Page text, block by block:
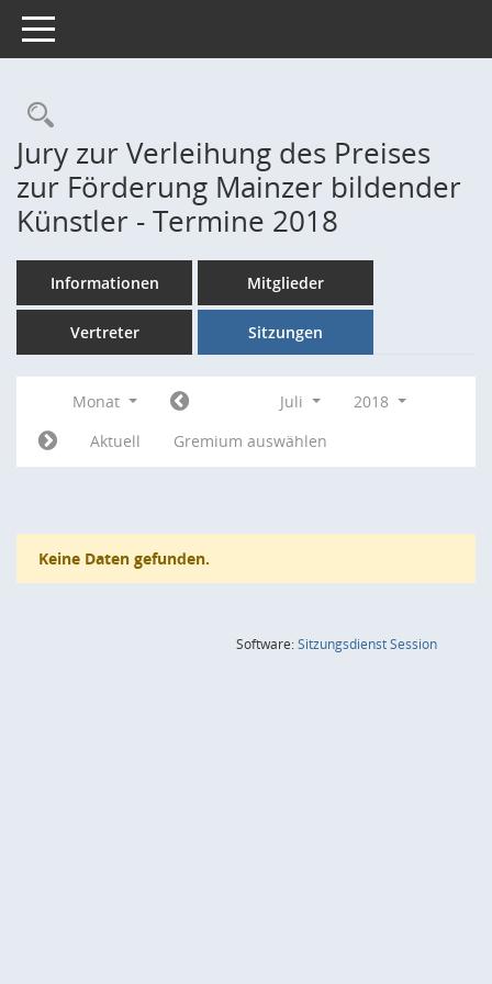
Toggle navigation
Rechercheauswahl
Jury zur Verleihung des Preises
zur Förderung Mainzer bildender
Künstler - Termine 2018
Informationen Mitglieder
Vertreter Sitzungen
Monat Juli
2018
Aktuell
Gremium auswählen
Keine Daten gefunden.
Software:SitzungsdienstSession(Wird in